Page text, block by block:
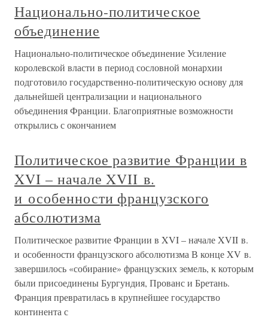
Национально-политическое
объединение
Национально-политическое объединение Усиление
королевской власти в период сословной монархии
подготовило государственно-политическую основу для
дальнейшей централизации и национального
объединения Франции. Благоприятные возможности
открылись с окончанием
Политическое развитие Франции в
XVI – начале XVII в.
и особенности французского
абсолютизма
Политическое развитие Франции в XVI – начале XVII в.
и особенности французского абсолютизма В конце XV в.
завершилось «собирание» французских земель, к которым
были присоединены Бургундия, Прованс и Бретань.
Франция превратилась в крупнейшее государство
континента с